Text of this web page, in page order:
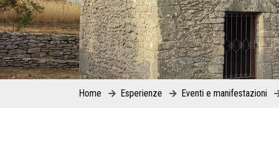
Home Esperienze Eventi e manifestazioni